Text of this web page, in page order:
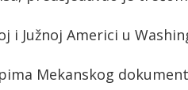
i Južnoj Americi u
Mekanskog